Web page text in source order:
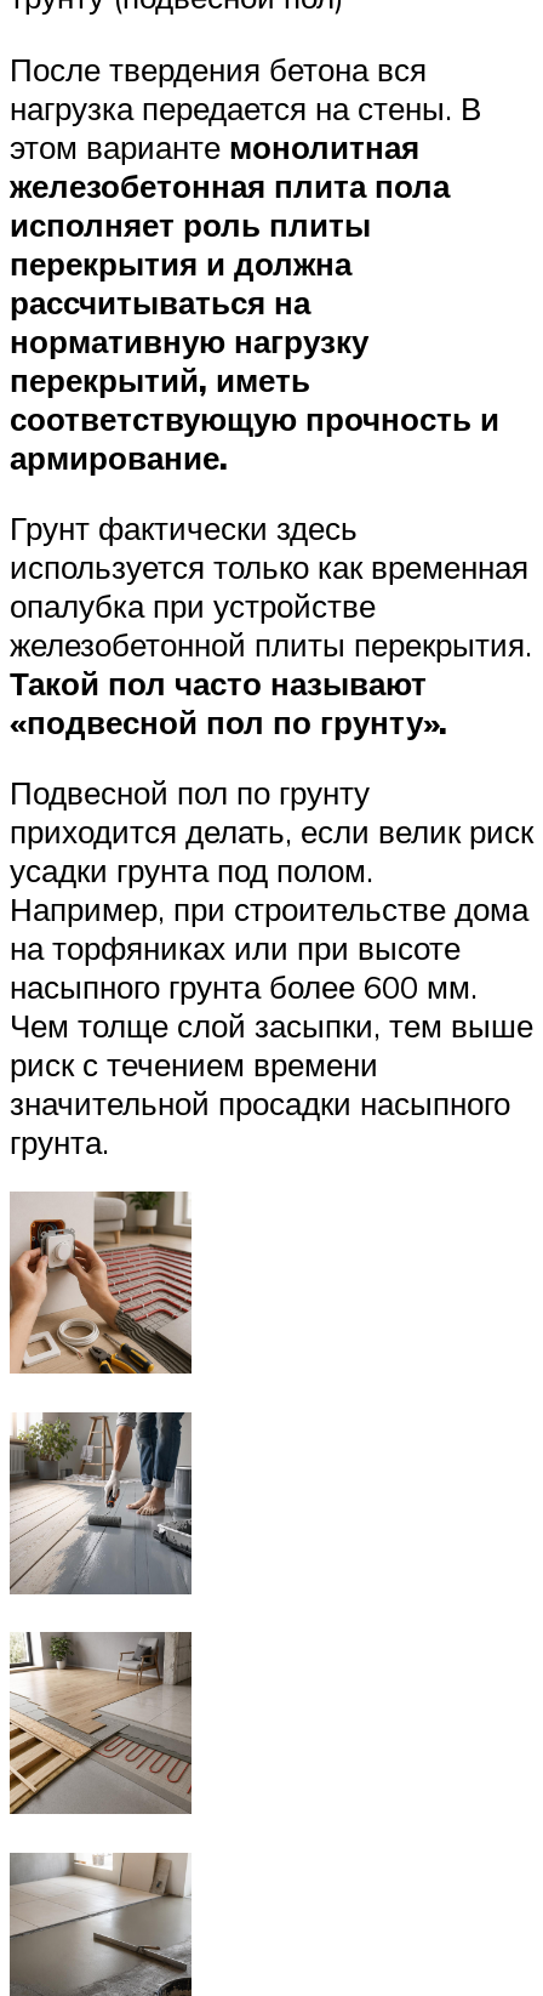
После твердения бетона вся
нагрузка передается на стены. В
этом варианте монолитная
железобетонная плита пола
исполняет роль плиты
перекрытия и должна
рассчитываться на
нормативную нагрузку
перекрытий, иметь
соответствующую прочность и
армирование.
Грунт фактически здесь
используется только как временная
опалубка при устройстве
железобетонной плиты перекрытия.
Такой пол часто называют
«подвесной пол по грунту».
Подвесной пол по грунту
приходится делать, если велик риск
усадки грунта под полом.
Например, при строительстве дома
на торфяниках или при высоте
насыпного грунта более 600 мм.
Чем толще слой засыпки, тем выше
риск с течением времени
значительной просадки насыпного
грунта.